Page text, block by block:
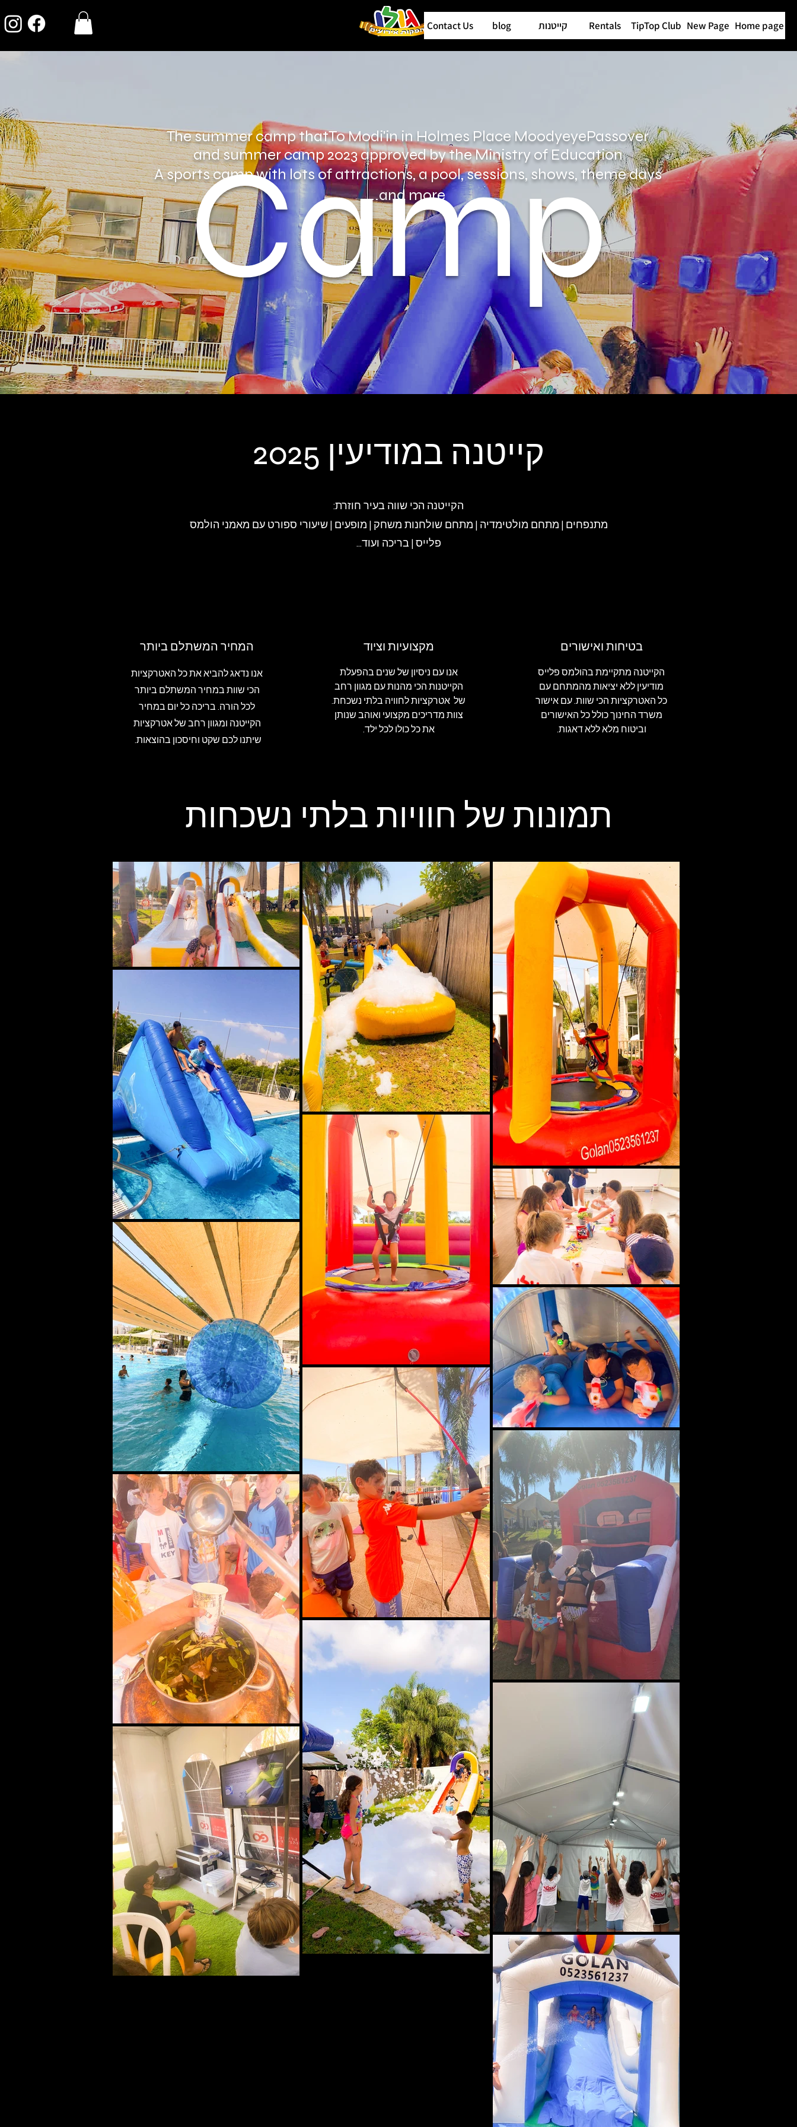
Home page
New Page
TipTop Club
Rentals קייטנות blog
Contact Us
The summer camp thatTo Modi'in in Holmes Place MoodyeyePassover
and summer camp 2023 approved by the Ministry of Education
A sports camp with lots of attractions, a pool, sessions, shows, theme days
and more..
Camp
קייטנה במודיעין 2025
הקייטנה הכי שווה בעיר חוזרת:
מתנפחים | מתחם מולטימדיה | מתחם שולחנות משחק | מופעים | שיעורי ספורט עם מאמני הולמס
פלייס | בריכה ועוד...
המחיר המשתלם ביותר
אנו נדאג להביא את כל האטרקציות
הכי שוות במחיר המשתלם ביותר
לכל הורה. בריכה כל יום במחיר
הקייטנה ומגוון רחב של אטרקציות
שיתנו לכם שקט וחיסכון בהוצאות.
מקצועיות וציוד
אנו עם ניסיון של שנים בהפעלת
הקייטנות הכי מהנות עם מגוון רחב
של אטרקציות לחוויה בלתי נשכחת.
צוות מדריכים מקצועי ואוהב שנותן
את כל כולו לכל ילד.
בטיחות ואישורים
הקייטנה מתקיימת בהולמס פלייס
מודיעין ללא יציאות מהמתחם עם
כל האטרקציות הכי שוות. עם אישור
משרד החינוך כולל כל האישורים
וביטוח מלא ללא דאגות.
תמונות של חוויות בלתי נשכחות